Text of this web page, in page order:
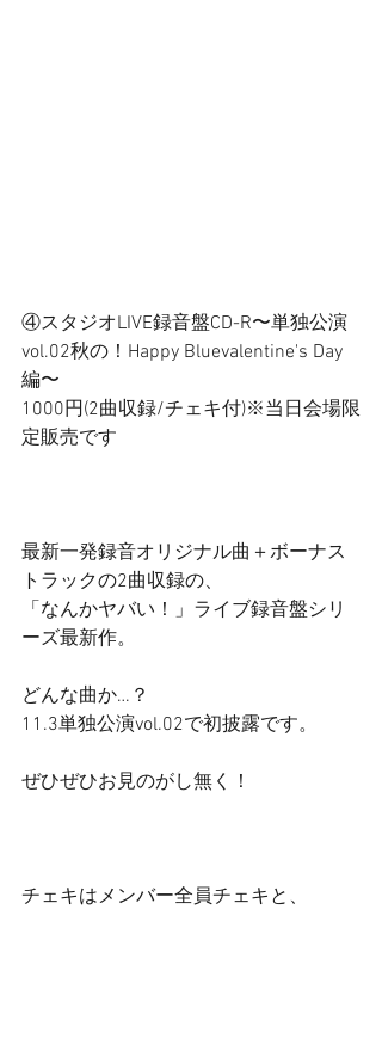
④スタジオLIVE録音盤CD-R〜単独公演
vol.02秋の！Happy Bluevalentine's Day
編〜
1000円(2曲収録/チェキ付)※当日会場限
定販売です
最新一発録音オリジナル曲＋ボーナス
トラックの2曲収録の、
「なんかヤバい！」ライブ録音盤シリ
ーズ最新作。
どんな曲か…？
11.3単独公演vol.02で初披露です。
ぜひぜひお見のがし無く！
チェキはメンバー全員チェキと、